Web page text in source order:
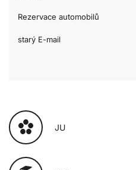
Rezervace automobilů
starý E-mail
JU